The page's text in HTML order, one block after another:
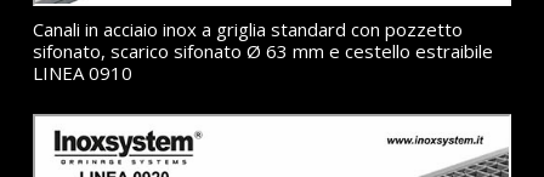
Canali in acciaio inox a griglia standard con pozzetto
sifonato, scarico sifonato Ø 63 mm e cestello estraibile
LINEA 0910